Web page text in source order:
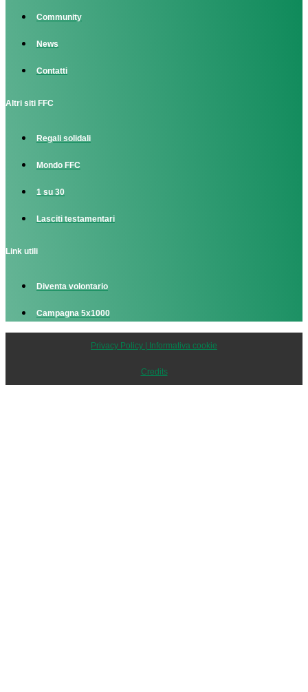
Community
News
Contatti
Altri siti FFC
Regali solidali
Mondo FFC
1 su 30
Lasciti testamentari
Link utili
Diventa volontario
Campagna 5x1000
Privacy Policy | Informativa cookie
Credits